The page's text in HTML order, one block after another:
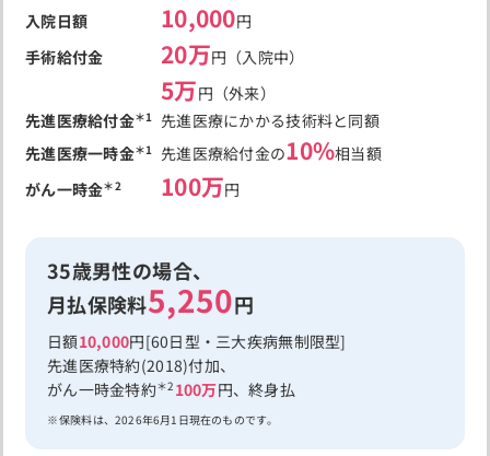
入院日額 10,000円
手術給付金
20万円（入院中）
5万円（外来）
先進医療給付金＊1 先進医療にかかる技術料と同額
先進医療一時金＊1 先進医療給付金の10%相当額
がん一時金＊2 100万円
35歳男性の場合、
月払保険料5,250円
日額10,000円[60日型・三大疾病無制限型]
先進医療特約(2018)付加、
がん一時金特約＊2 100万円、終身払
保険料は、2026年6月1日現在のものです。